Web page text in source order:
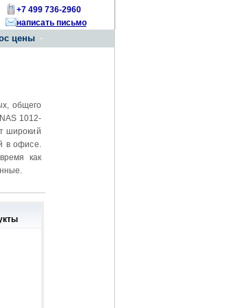
+7 499 736-2960
написать письмо
цены
общего
1012-
широкий
в офисе.
как